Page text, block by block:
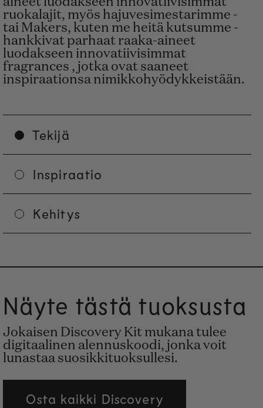
ruokalajit, myös hajuvesimestarimme -
tai Makers, kuten me heitä kutsumme -
hankkivat parhaat raaka-aineet
luodakseen innovatiivisimmat
fragrances , jotka ovat saaneet
inspiraationsa nimikkohyödykkeistään.
Tekijä
Inspiraatio
Kehitys
Näyte tästä tuoksusta
Jokaisen Discovery Kit mukana tulee
digitaalinen alennuskoodi, jonka voit
lunastaa suosikkituoksullesi.
Osta kaikki Discovery